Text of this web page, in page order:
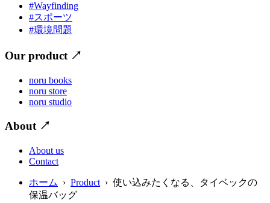
#Wayfinding
#スポーツ
#環境問題
Our product ↗
noru books
noru store
noru studio
About ↗
About us
Contact
ホーム › Product › 使い込みたくなる、タイベックの
保温バッグ